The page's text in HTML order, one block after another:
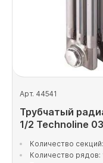
Арт. 44541
Трубчатый
1/2 Technoline
Количество
Количество